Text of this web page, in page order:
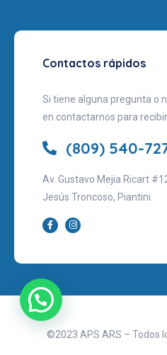
Contactos rápidos
Si tiene alguna pregunta o
en contactarnos para
(809) 540-
Av. Gustavo Mejia Ricart
Jesús Troncoso, Piantini.
©2023 APS ARS – Todos